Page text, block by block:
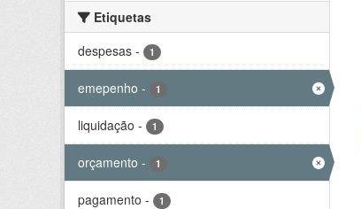
Etiquetas
despesas - 1
emepenho - 1
liquidação - 1
orçamento - 1
pagamento - 1